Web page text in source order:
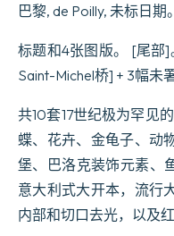
巴黎, de Poilly, 未标日期。
标题和4张图版。 [尾部]
Saint-Michel桥] + 3幅未
共10套17世纪极为罕见
蝶、花卉、金龟子、动
堡、巴洛克装饰元素、
意大利式大开本，流行
内部和切口去光，以及